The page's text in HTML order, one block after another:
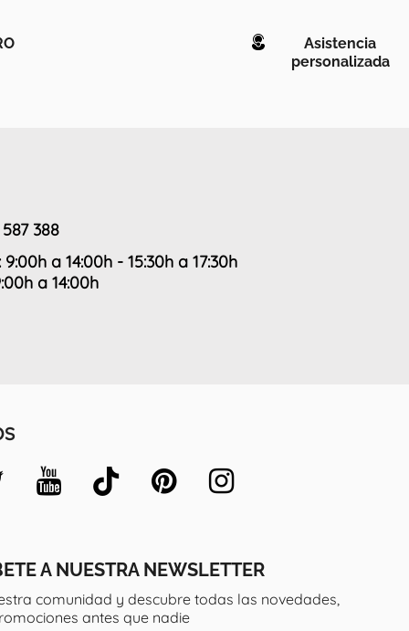
Asistencia
personalizada
587 388
9:00h a 14:00h - 15:30h a 17:30h
a 14:00h
A NUESTRA NEWSLETTER
comunidad y descubre todas las novedades,
antes que nadie